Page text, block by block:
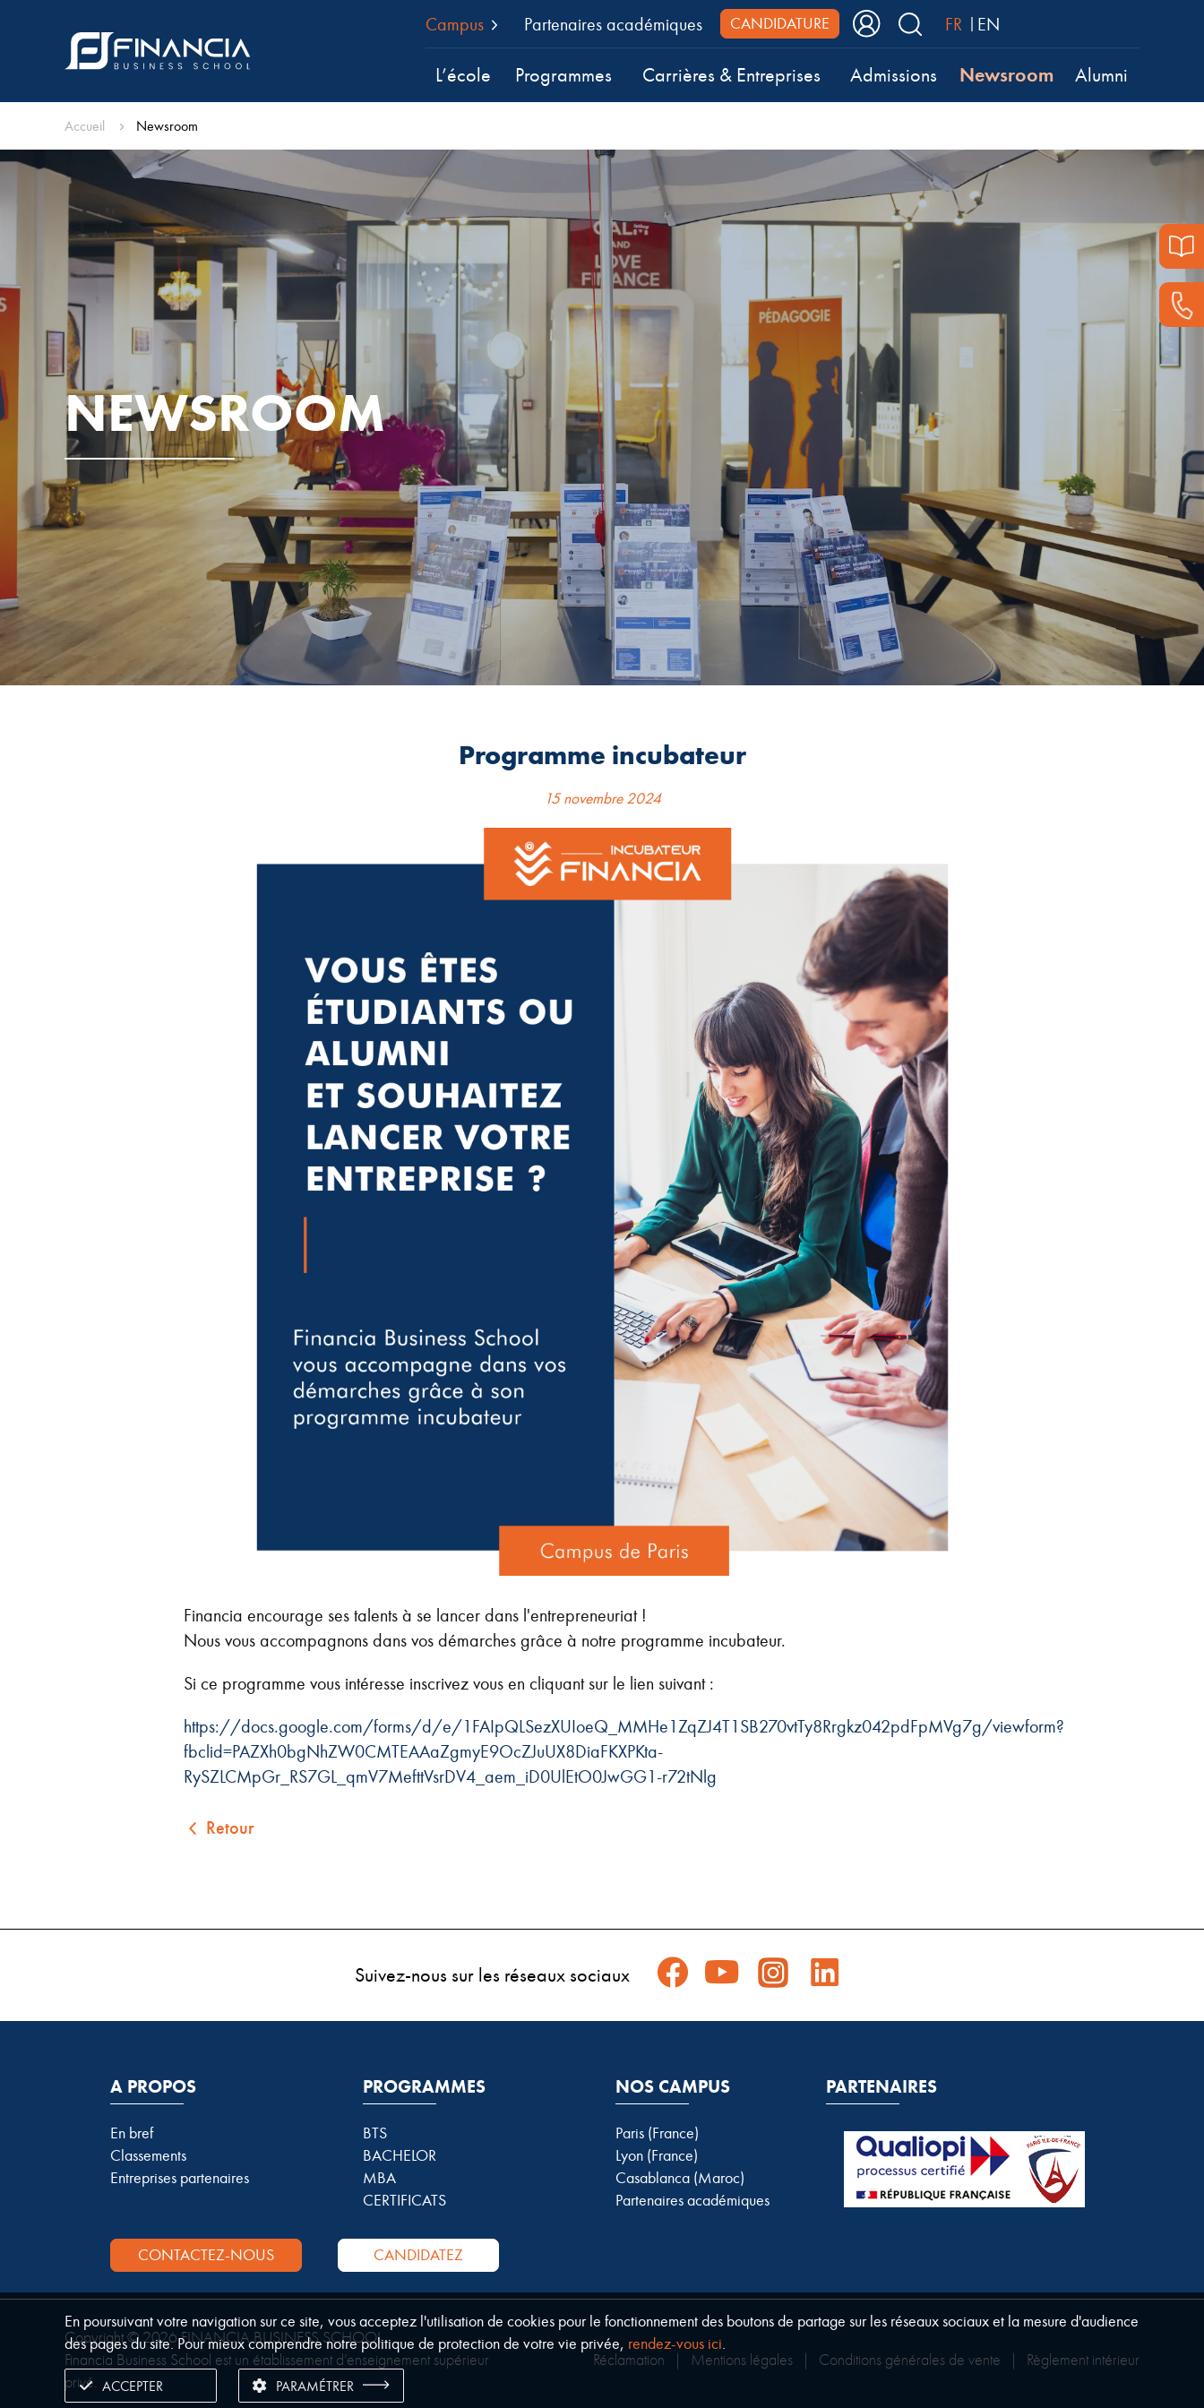
Campus Partenaires académiques CANDIDATURE FR EN
L’école Programmes Carrières & Entreprises Admissions Newsroom Alumni
Accueil Newsroom
NEWSROOM
Programme incubateur
15 novembre 2024
Financia encourage ses talents à se lancer dans l'entrepreneuriat !
Nous vous accompagnons dans vos démarches grâce à notre programme incubateur.
Si ce programme vous intéresse inscrivez vous en cliquant sur le lien suivant :
https://docs.google.com/forms/d/e/1FAIpQLSezXUIoeQ_MMHe1ZqZJ4T1SB270vtTy8Rrgkz042pdFpMVg7g/viewform?
fbclid=PAZXh0bgNhZW0CMTEAAaZgmyE9OcZJuUX8DiaFKXPKta-
RySZLCMpGr_RS7GL_qmV7MefttVsrDV4_aem_iD0UlEtO0JwGG1-r72tNlg
Retour
Suivez-nous sur les réseaux sociaux
A PROPOS
En bref
Classements
Entreprises partenaires
PROGRAMMES
BTS
BACHELOR
MBA
CERTIFICATS
CONTACTEZ-NOUS CANDIDATEZ
NOS CAMPUS
Paris (France)
Lyon (France)
Casablanca (Maroc)
Partenaires académiques
PARTENAIRES
Copyright © 2026 FINANCIA BUSINESS SCHOOL.
Financia Business School est un établissement d’enseignement supérieur
privé.
Réclamation Mentions légales Conditions générales de vente Règlement intérieur
En poursuivant votre navigation sur ce site, vous acceptez l'utilisation de cookies pour le fonctionnement des boutons de partage sur les réseaux sociaux et la mesure d'audience
des pages du site. Pour mieux comprendre notre politique de protection de votre vie privée, rendez-vous ici.
ACCEPTER PARAMÉTRER